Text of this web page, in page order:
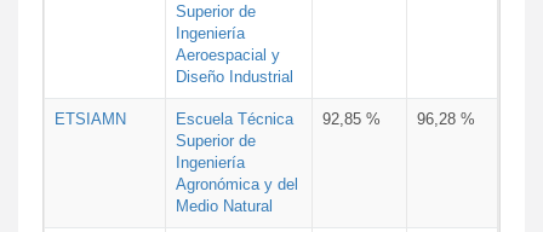
Superior de
Ingeniería
Aeroespacial y
Diseño Industrial
ETSIAMN
Escuela Técnica
Superior de
Ingeniería
Agronómica y del
Medio Natural
92,85 % 96,28 %